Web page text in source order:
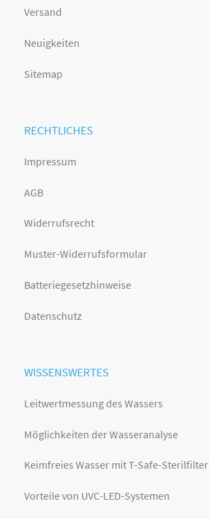
Versand
Neuigkeiten
Sitemap
RECHTLICHES
Impressum
AGB
Widerrufsrecht
Muster-Widerrufsformular
Batteriegesetzhinweise
Datenschutz
WISSENSWERTES
Leitwertmessung des Wassers
Möglichkeiten der Wasseranalyse
Keimfreies Wasser mit T-Safe-Sterilfilter
Vorteile von UVC-LED-Systemen